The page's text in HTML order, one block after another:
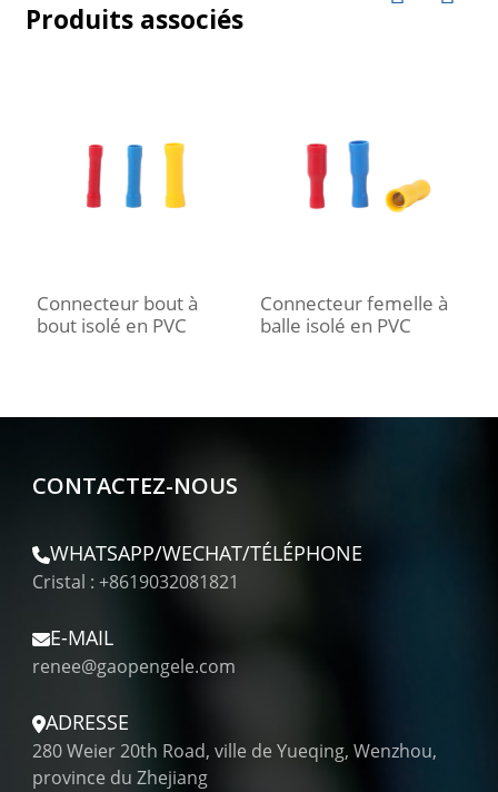
Produits associés
Connecteur bout à
bout isolé en PVC
Connecteur femelle à
balle isolé en PVC
CONTACTEZ-NOUS
WHATSAPP/WECHAT/TÉLÉPHONE
Cristal : +8619032081821
E-MAIL
renee@gaopengele.com
ADRESSE
280 Weier 20th Road, ville de Yueqing, Wenzhou,
province du Zhejiang